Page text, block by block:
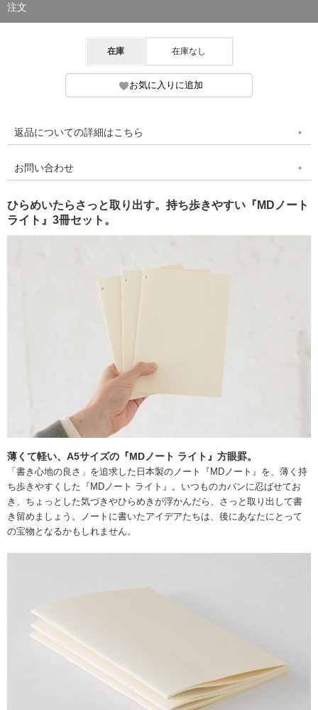
注文
在庫 在庫なし
返品についての詳細はこちら
お問い合わせ
ひらめいたらさっと取り出す。持ち歩きやすい『MDノート
ライト』3冊セット。
薄くて軽い、A5サイズの『MDノート ライト』方眼罫。
「書き心地の良さ」を追求した日本製のノート『MDノート』を、薄く持
ち歩きやすくした『MDノート ライト』。いつものカバンに忍ばせてお
き、ちょっとした気づきやひらめきが浮かんだら、さっと取り出して書
き留めましょう。ノートに書いたアイデアたちは、後にあなたにとって
の宝物となるかもしれません。